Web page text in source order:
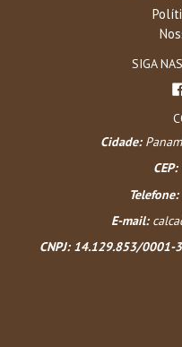
SIGA
Cidade:
CEP:
Telefone:
E-mail:
CNPJ: 14.129.853/0001-32